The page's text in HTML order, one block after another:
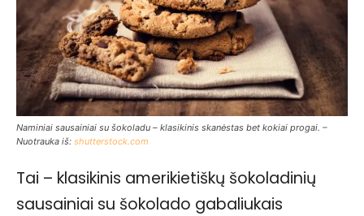
Naminiai sausainiai su šokoladu – klasikinis skanėstas bet kokiai progai. –
Nuotrauka iš: shutterstock.com
Tai – klasikinis amerikietiškų šokoladinių
sausainiai su šokolado gabaliukais